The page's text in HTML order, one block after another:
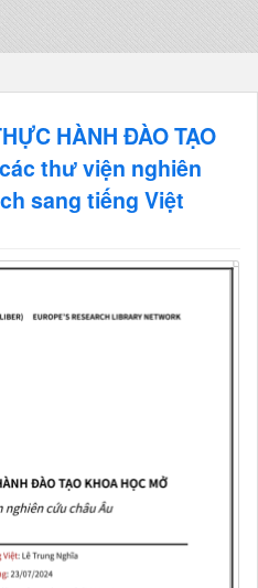
HÀNH ĐÀO TẠO
thư viện nghiên
sang tiếng Việt